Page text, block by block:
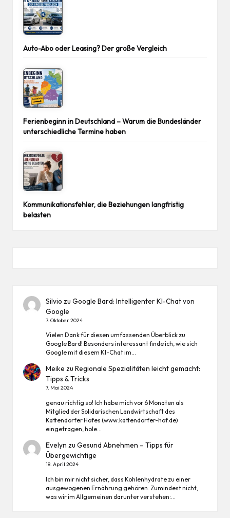
Auto-Abo oder Leasing? Der große Vergleich
Ferienbeginn in Deutschland – Warum die Bundesländer
unterschiedliche Termine haben
Kommunikationsfehler, die Beziehungen langfristig
belasten
Silvio zuGoogle Bard: Intelligenter KI-Chat von
Google
7. Oktober 2024
Vielen Dank für diesen umfassenden Überblick zu
Google Bard! Besonders interessant finde ich, wie sich
Google mit diesem KI-Chat im…
Meike zuRegionale Spezialitäten leicht gemacht:
Tipps & Tricks
7. Mai 2024
genau richtig so! Ich habe mich vor 6 Monaten als
Mitglied der Solidarischen Landwirtschaft des
Kattendorfer Hofes (www.kattendorfer-hof.de)
eingetragen, hole…
Evelyn zuGesund Abnehmen – Tipps für
Übergewichtige
18. April 2024
Ich bin mir nicht sicher, dass Kohlenhydrate zu einer
ausgewogenen Ernährung gehören. Zumindest nicht,
was wir im Allgemeinen darunter verstehen:…